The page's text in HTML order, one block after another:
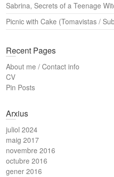
Sabrina, Secrets of a Teenage
Picnic with Cake (Tomavistas /
Recent Pages
About me / Contact info
CV
Pin Posts
Arxius
juliol 2024
maig 2017
novembre 2016
octubre 2016
gener 2016